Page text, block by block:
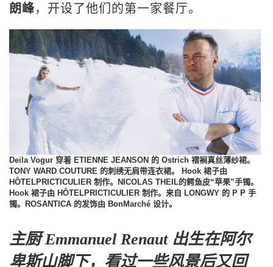
朗峰，开设了他们的第一家餐厅。
Deila Vogur 穿着 ETIENNE JEANSON 的 Ostrich 褶裥真丝薄纱裙。
TONY WARD COUTURE 的刺绣无肩带连衣裙。 Hook 裙子由
HÔTELPRICTICULIER 制作。NICOLAS THEIL的鳄鱼皮“苹果”手镯。
Hook 裙子由 HÔTELPRICTICULIER 制作。来自 LONGWY 的 P P 手
镯。ROSANTICA 的发饰由 BonMarché 设计。
主厨 Emmanuel Renaut出生在阿尔
卑斯山脚下，看过一些风景后又回